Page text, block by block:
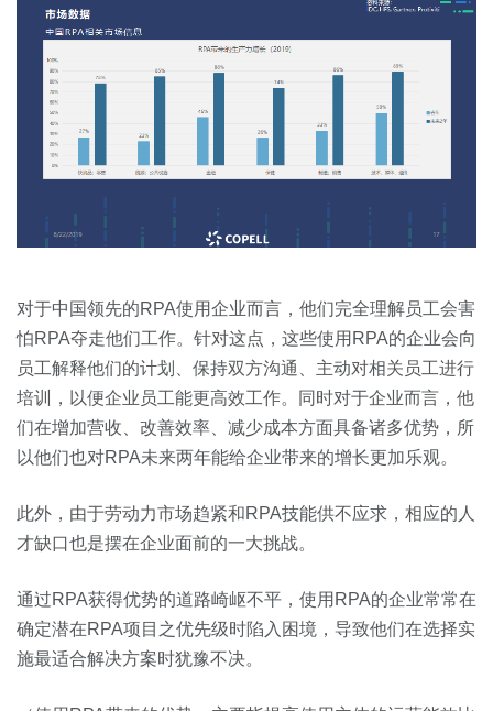
对于中国领先的RPA使用企业而言，他们完全理解员工会害
怕RPA夺走他们工作。针对这点，这些使用RPA的企业会向
员工解释他们的计划、保持双方沟通、主动对相关员工进行
培训，以便企业员工能更高效工作。同时对于企业而言，他
们在增加营收、改善效率、减少成本方面具备诸多优势，所
以他们也对RPA未来两年能给企业带来的增长更加乐观。
此外，由于劳动力市场趋紧和RPA技能供不应求，相应的人
才缺口也是摆在企业面前的一大挑战。
通过RPA获得优势的道路崎岖不平，使用RPA的企业常常在
确定潜在RPA项目之优先级时陷入困境，导致他们在选择实
施最适合解决方案时犹豫不决。